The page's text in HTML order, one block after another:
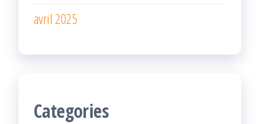
avril 2025
Categories